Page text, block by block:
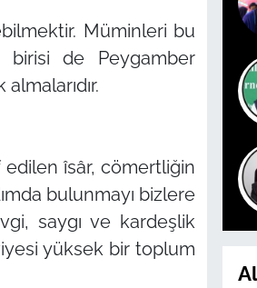
Müminleri bu
de Peygamber
îsâr, cömertliğin
bulunmayı bizlere
saygı ve kardeşlik
yüksek bir toplum